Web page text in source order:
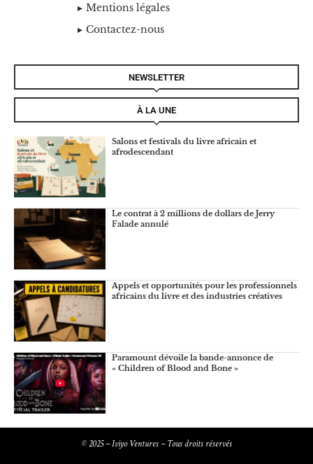
Mentions légales
Contactez-nous
NEWSLETTER
À LA UNE
Salons et festivals du livre africain et
afrodescendant
Le contrat à 2 millions de dollars de Jerry
Falade annulé
Appels et opportunités pour les professionnels
africains du livre et des industries créatives
Paramount dévoile la bande-annonce de
« Children of Blood and Bone »
© 2025 – Iviyo Ventures – Tous droits réservés